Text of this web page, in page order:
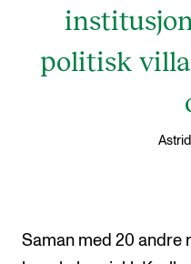
politisk
Saman med 20 andre